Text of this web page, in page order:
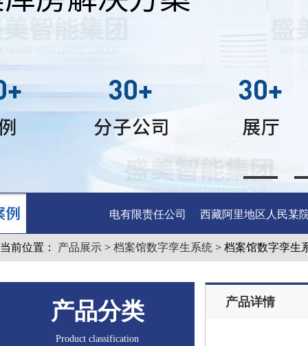
甘肃省电投某发电有限责任公司 西藏阿里地区人民某院
当前位置： 产品展示 > 档案馆数字孪生系统 > 档案馆数字孪生
产品分类
Product classification
产品详情